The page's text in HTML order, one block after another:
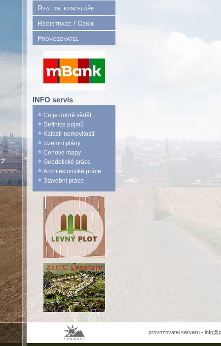
Realitní kanceláře
Registrace / Ceník
Provozovatel
INFO servis
Co je dobré vědět
Definice pojmů
Katastr nemovitostí
Územní plány
Cenové mapy
Geodetické práce
Architektonické práce
Stavební práce
provozovatel serveru -